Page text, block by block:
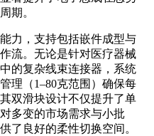
期。
力，支持包括嵌件成型与
流。无论是针对医疗器械
的复杂线束连接器，系统
理（1–80克范围）确保每
双滑块设计不仅提升了单
多变的市场需求与小批
了良好的柔性切换空间。